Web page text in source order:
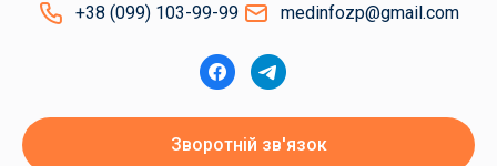
+38 (099) 103-99-99 medinfozp@gmail.com
Зворотній зв'язок